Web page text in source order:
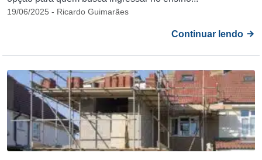
19/06/2025 - Ricardo Guimarães
Continuar lendo